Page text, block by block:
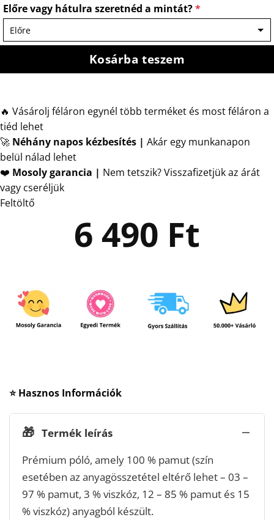
Előre vagy hátulra szeretnéd a mintát?*
Kosárba teszem
🔥 Vásárolj féláron egynél több terméket és most féláron a
tiéd lehet
🚀 Néhány napos kézbesítés | Akár egy munkanapon
belül nálad lehet
❤️ Mosoly garancia | Nem tetszik? Visszafizetjük az árát
vagy cseréljük
Feltöltő
6 490 Ft
⭐ Hasznos Információk
🎁 Termék leírás
Prémium póló, amely 100 % pamut (szín
esetében az anyagösszetétel eltérő lehet – 03 –
97 % pamut, 3 % viszkóz, 12 – 85 % pamut és 15
% viszkóz) anyagból készült.